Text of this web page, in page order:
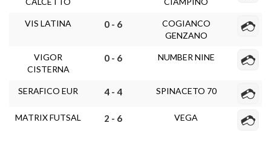
VIS LATINA 0 - 6
COGIANCO
GENZANO
VIGOR
CISTERNA
0 - 6 NUMBER NINE
SERAFICO EUR 4 - 4 SPINACETO 70
MATRIX FUTSAL 2 - 6 VEGA